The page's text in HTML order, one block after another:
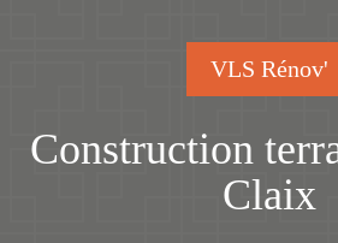
VLS Rénov'
Construction
Claix